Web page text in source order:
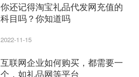
你还记得淘宝礼品代发网充值的
科目吗？你知道吗
2022-11-15
互联网企业如何购买，都需要一
个，如礼品网等平台